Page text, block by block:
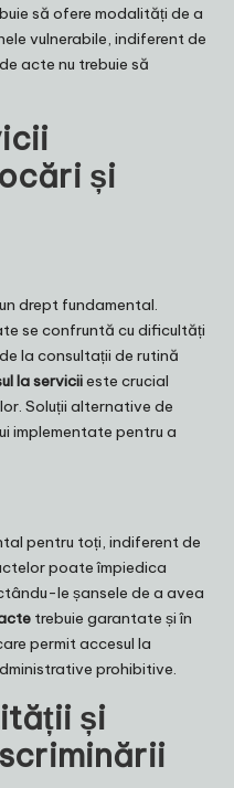
să ofere modalități de a
vulnerabile, indiferent de
acte nu trebuie să
și
drept fundamental.
se confruntă cu dificultăți
la consultații de rutină
la serviciieste crucial
Soluții alternative de
implementate pentru a
pentru toți, indiferent de
poate împiedica
le șansele de a avea
trebuie garantate și în
permit accesul la
prohibitive.
și